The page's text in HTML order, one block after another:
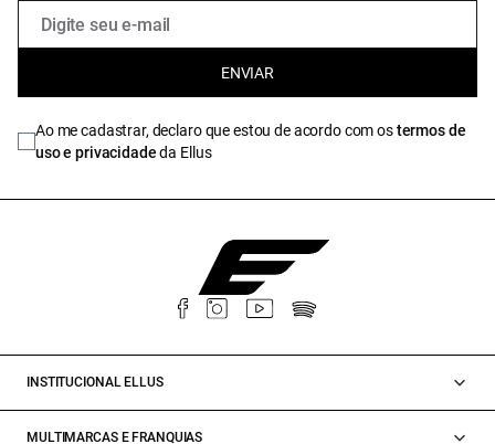
ENVIAR
Ao me cadastrar, declaro que estou de acordo com ostermos de
uso e privacidadeda Ellus
INSTITUCIONAL ELLUS
MULTIMARCAS E FRANQUIAS